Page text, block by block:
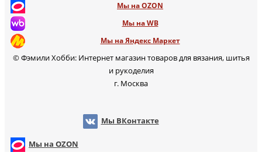
Мы на OZON
Мы на WB
Мы на Яндекс Маркет
© Фэмили Хобби: Интернет магазин товаров для вязания, шитья
и рукоделия
г. Москва
Мы ВКонтакте
Мы на OZON